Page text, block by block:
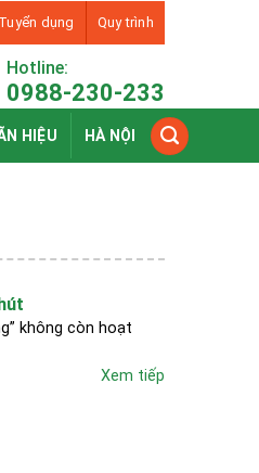
Tuyển dụng Quy trình
Hotline:
0988-230-233
HIỆU HÀ NỘI
không còn hoạt
Xem tiếp